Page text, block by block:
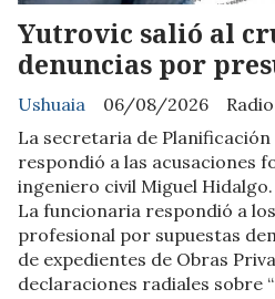
Yutrovic salió al
denuncias por
Ushuaia
06/08/2026
La secretaria de
respondió a las acusaciones
ingeniero civil Miguel Hidalgo.
La funcionaria respondió a
profesional por supuestas
de expedientes de Obras
declaraciones radiales sobre